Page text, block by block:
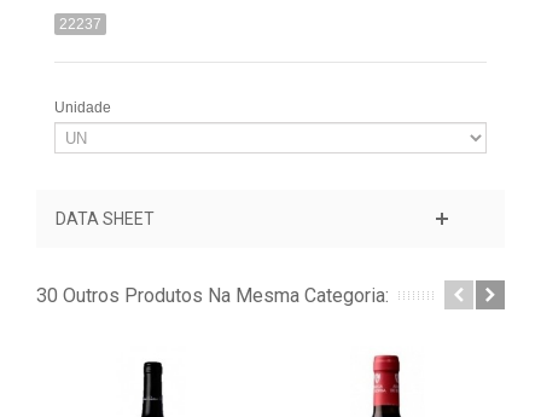
22237
Unidade
DATA SHEET
30 Outros Produtos Na Mesma Categoria: